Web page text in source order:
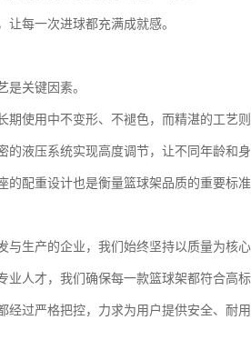
每一次进球都充满成就感。
是关键因素。
期使用中不变形、不褪色，而精湛的工艺
的液压系统实现高度调节，让不同年龄和
的配重设计也是衡量篮球架品质的重要标准
与生产的企业，我们始终坚持以质量为核
业人才，我们确保每一款篮球架都符合高标
经过严格把控，力求为用户提供安全、耐用